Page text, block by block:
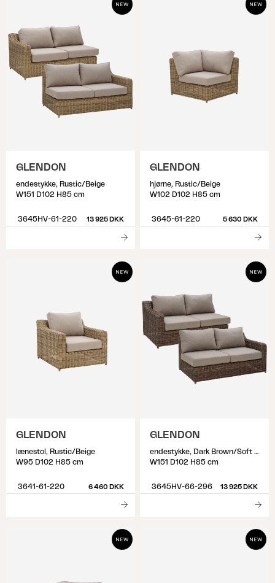
GLENDON
endestykke, Rustic/Beige
W151 D102 H85 cm
3645HV-61-220 13 925 DKK
GLENDON
hjørne, Rustic/Beige
W102 D102 H85 cm
3645-61-220 5 630 DKK
GLENDON
lænestol, Rustic/Beige
W95 D102 H85 cm
3641-61-220 6 460 DKK
GLENDON
endestykke, Dark Brown/Soft Moose
W151 D102 H85 cm
3645HV-66-296 13 925 DKK